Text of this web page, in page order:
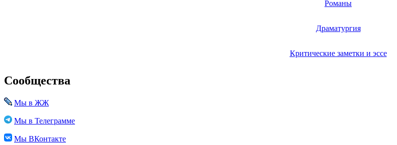
Романы
Драматургия
Критические заметки и эссе
Сообщества
Мы в ЖЖ
Мы в Телеграмме
Мы ВКонтакте